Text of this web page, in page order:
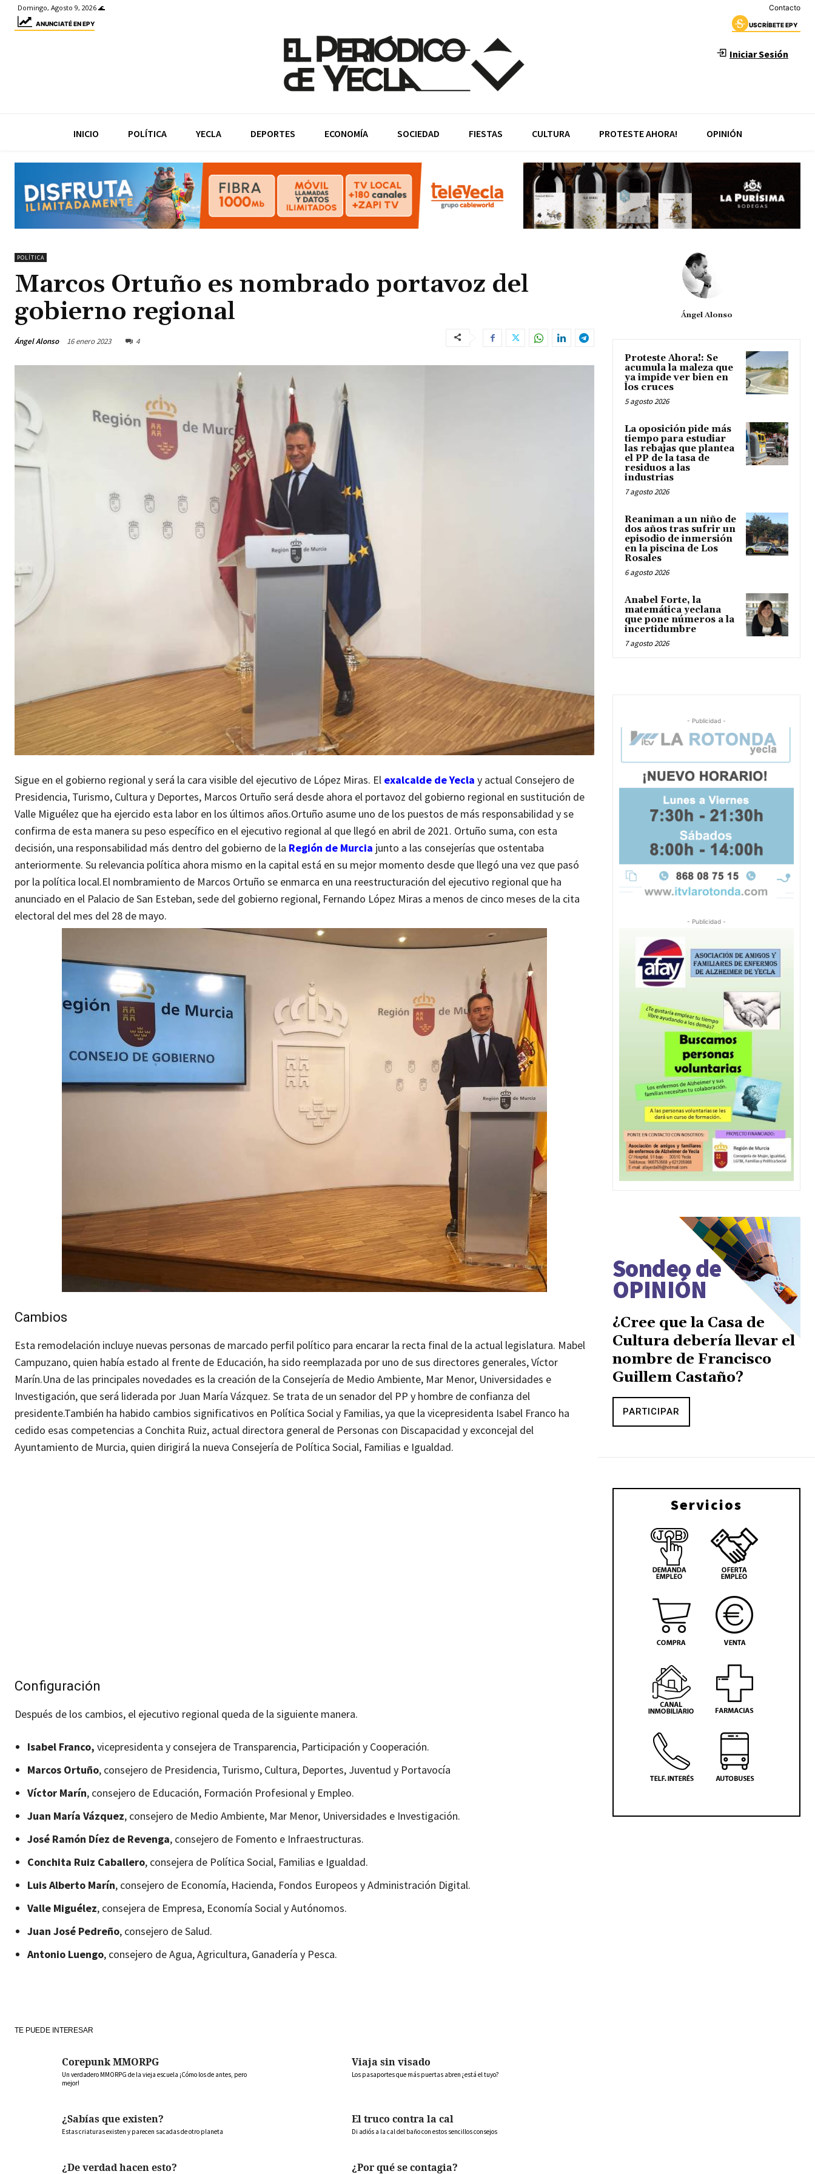
Domingo, Agosto 9, 2026 🌊 Contacto
ANUNCIATÉ EN EPY USCRÍBETE EPY
Iniciar Sesión
INICIO POLÍTICA YECLA DEPORTES ECONOMÍA SOCIEDAD FIESTAS CULTURA PROTESTE AHORA! OPINIÓN
POLÍTICA
Marcos Ortuño es nombrado portavoz del
gobierno regional
Ángel Alonso 16 enero 2023 4
Sigue en el gobierno regional y será la cara visible del ejecutivo de López Miras. El exalcalde de Yecla y actual Consejero de
Presidencia, Turismo, Cultura y Deportes, Marcos Ortuño será desde ahora el portavoz del gobierno regional en sustitución de
Valle Miguélez que ha ejercido esta labor en los últimos años.Ortuño asume uno de los puestos de más responsabilidad y se
confirma de esta manera su peso específico en el ejecutivo regional al que llegó en abril de 2021. Ortuño suma, con esta
decisión, una responsabilidad más dentro del gobierno de la Región de Murcia junto a las consejerías que ostentaba
anteriormente. Su relevancia política ahora mismo en la capital está en su mejor momento desde que llegó una vez que pasó
por la política local.El nombramiento de Marcos Ortuño se enmarca en una reestructuración del ejecutivo regional que ha
anunciado en el Palacio de San Esteban, sede del gobierno regional, Fernando López Miras a menos de cinco meses de la cita
electoral del mes del 28 de mayo.
Cambios
Esta remodelación incluye nuevas personas de marcado perfil político para encarar la recta final de la actual legislatura. Mabel
Campuzano, quien había estado al frente de Educación, ha sido reemplazada por uno de sus directores generales, Víctor
Marín.Una de las principales novedades es la creación de la Consejería de Medio Ambiente, Mar Menor, Universidades e
Investigación, que será liderada por Juan María Vázquez. Se trata de un senador del PP y hombre de confianza del
presidente.También ha habido cambios significativos en Política Social y Familias, ya que la vicepresidenta Isabel Franco ha
cedido esas competencias a Conchita Ruiz, actual directora general de Personas con Discapacidad y exconcejal del
Ayuntamiento de Murcia, quien dirigirá la nueva Consejería de Política Social, Familias e Igualdad.
Configuración
Después de los cambios, el ejecutivo regional queda de la siguiente manera.
Isabel Franco, vicepresidenta y consejera de Transparencia, Participación y Cooperación.
Marcos Ortuño, consejero de Presidencia, Turismo, Cultura, Deportes, Juventud y Portavocía
Víctor Marín, consejero de Educación, Formación Profesional y Empleo.
Juan María Vázquez, consejero de Medio Ambiente, Mar Menor, Universidades e Investigación.
José Ramón Díez de Revenga, consejero de Fomento e Infraestructuras.
Conchita Ruiz Caballero, consejera de Política Social, Familias e Igualdad.
Luis Alberto Marín, consejero de Economía, Hacienda, Fondos Europeos y Administración Digital.
Valle Miguélez, consejera de Empresa, Economía Social y Autónomos.
Juan José Pedreño, consejero de Salud.
Antonio Luengo, consejero de Agua, Agricultura, Ganadería y Pesca.
TE PUEDE INTERESAR
Corepunk MMORPG
Un verdadero MMORPG de la vieja escuela ¡Cómo los de antes, pero
mejor!
Viaja sin visado
Los pasaportes que más puertas abren ¿está el tuyo?
¿Sabías que existen?
Estas criaturas existen y parecen sacadas de otro planeta
El truco contra la cal
Di adiós a la cal del baño con estos sencillos consejos
¿De verdad hacen esto? ¿Por qué se contagia?
Ángel Alonso
Proteste Ahora!: Se
acumula la maleza que
ya impide ver bien en
los cruces
5 agosto 2026
La oposición pide más
tiempo para estudiar
las rebajas que plantea
el PP de la tasa de
residuos a las
industrias
7 agosto 2026
Reaniman a un niño de
dos años tras sufrir un
episodio de inmersión
en la piscina de Los
Rosales
6 agosto 2026
Anabel Forte, la
matemática yeclana
que pone números a la
incertidumbre
7 agosto 2026
- Publicidad -
- Publicidad -
Sondeo de
OPINIÓN
¿Cree que la Casa de
Cultura debería llevar el
nombre de Francisco
Guillem Castaño?
PARTICIPAR
Servicios